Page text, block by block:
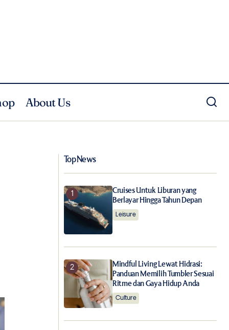
About Us
Top News
Cruises Untuk Liburan yang
Berlayar Hingga Tahun Depan
Leisure
Mindful Living Lewat Hidrasi:
Panduan Memilih Tumbler Sesuai
Ritme dan Gaya Hidup Anda
Culture